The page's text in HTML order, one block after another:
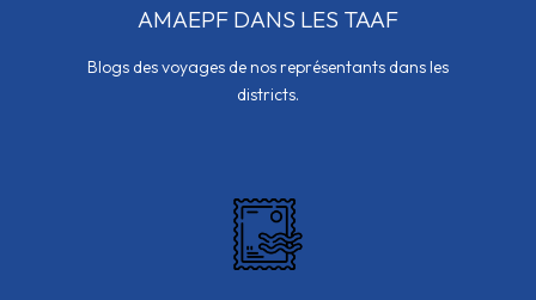
AMAEPF DANS LES TAAF
Blogs des voyages de nos représentants dans les
districts.